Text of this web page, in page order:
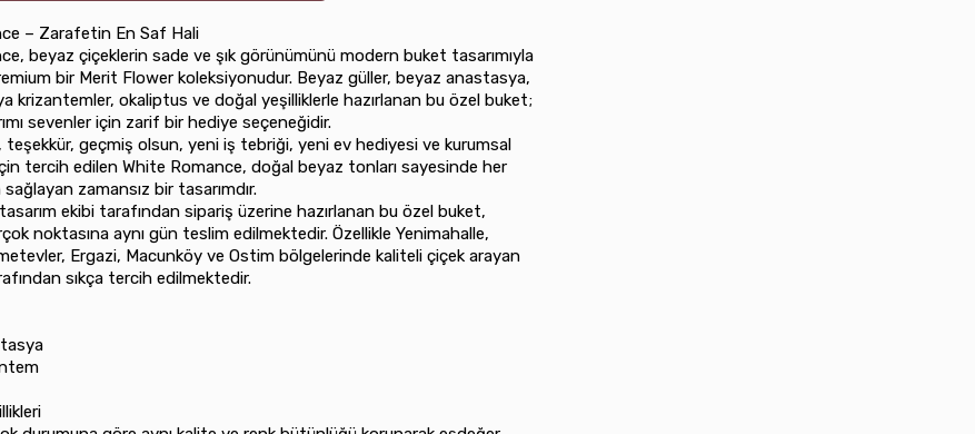
– Zarafetin En Saf Hali
beyaz çiçeklerin sade ve şık görünümünü modern buket tasarımıyla
bir Merit Flower koleksiyonudur. Beyaz güller, beyaz anastasya,
krizantemler, okaliptus ve doğal yeşilliklerle hazırlanan bu özel buket;
sevenler için zarif bir hediye seçeneğidir.
teşekkür, geçmiş olsun, yeni iş tebriği, yeni ev hediyesi ve kurumsal
tercih edilen White Romance, doğal beyaz tonları sayesinde her
zamansız bir tasarımdır.
ekibi tarafından sipariş üzerine hazırlanan bu özel buket,
noktasına aynı gün teslim edilmektedir. Özellikle Yenimahalle,
Ergazi, Macunköy ve Ostim bölgelerinde kaliteli çiçek arayan
sıkça tercih edilmektedir.